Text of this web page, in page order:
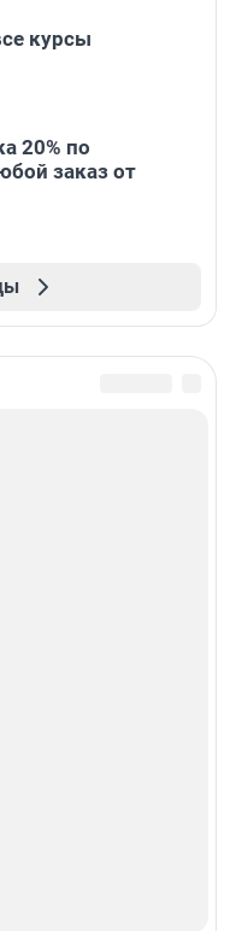
курсы
20% по
заказ от